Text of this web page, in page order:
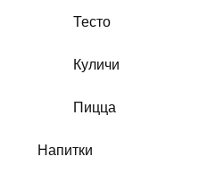
Тесто
Куличи
Пицца
Напитки